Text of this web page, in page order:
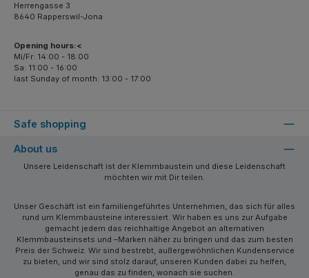
Safe shopping
Herrengasse 3
8640 Rapperswil-Jona
Opening hours:<
Mi/Fr: 14:00 - 18:00
Sa: 11:00 - 16:00
last Sunday of month: 13:00 - 17:00
About us
Unsere Leidenschaft ist der Klemmbaustein und diese Leidenschaft
möchten wir mit Dir teilen.
Unser Geschäft ist ein familiengeführtes Unternehmen, das sich für alles
rund um Klemmbausteine interessiert. Wir haben es uns zur Aufgabe
gemacht jedem das reichhaltige Angebot an alternativen
Klemmbausteinsets und –Marken näher zu bringen und das zum besten
Preis der Schweiz. Wir sind bestrebt, außergewöhnlichen Kundenservice
zu bieten, und wir sind stolz darauf, unseren Kunden dabei zu helfen,
genau das zu finden, wonach sie suchen.